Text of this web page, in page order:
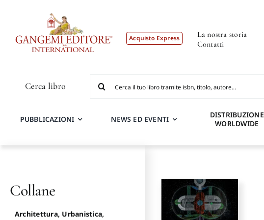
Acquisto Express
La nostra storia
Contatti
Cerca libro
per:
PUBBLICAZIONI NEWS ED EVENTI
DISTRIBUZIONE
WORLDWIDE
Collane
Architettura, Urbanistica,